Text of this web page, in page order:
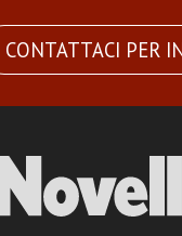
CONTATTACI PER